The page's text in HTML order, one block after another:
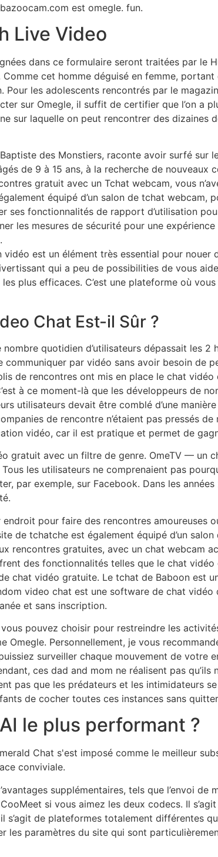
est omegle. fun.
Live Video
dans ce formulaire seront traitées par
cet homme déguisé en femme,
Pour les adolescents rencontrés par le
sur Omegle, il suffit de certifier que l’on a
sur laquelle on peut rencontrer des dizaines
des Monstiers, raconte avoir surfé
de 9 à 15 ans, à la recherche de nouveaux
gratuit avec un Tchat webcam, vous
équipé d’un salon de tchat webcam,
ses fonctionnalités de rapport d’utilisation
les mesures de sécurité pour une
est un élément très essential pour nouer
qui a peu de possibilities de vous
plus efficaces. C’est une plateforme où
Chat Est-il Sûr ?
quotidien d’utilisateurs dépassait les
communiquer par vidéo sans avoir besoin de
de rencontres ont mis en place le chat
à ce moment-là que les développeurs de
utilisateurs devait être comblé d’une
de rencontre n’étaient pas pressés
vidéo, car il est pratique et permet de
gratuit avec un filtre de genre. OmeTV — un
les utilisateurs ne comprenaient pas
par exemple, sur Facebook. Dans les
pour faire des rencontres amoureuses
de tchatche est également équipé d’un
rencontres gratuites, avec un chat webcam
des fonctionnalités telles que le chat
chat vidéo gratuite. Le tchat de Baboon est
video chat est une software de chat
et sans inscription.
pouvez choisir pour restreindre les
Omegle. Personnellement, je vous
surveiller chaque mouvement de
ces dad and mom ne réalisent pas
pas que les prédateurs et les intimidateurs
de cocher toutes ces instances sans
le plus performant ?
Chat s'est imposé comme le meilleur
conviviale.
supplémentaires, tels que l’envoi
si vous aimez les deux codecs. Il
s’agit de plateformes totalement différentes
les paramètres du site qui sont